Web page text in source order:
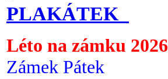
PLAKÁTEK
Léto na zámku 2026
Zámek Pátek